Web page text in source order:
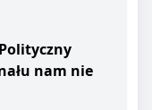
nam nie